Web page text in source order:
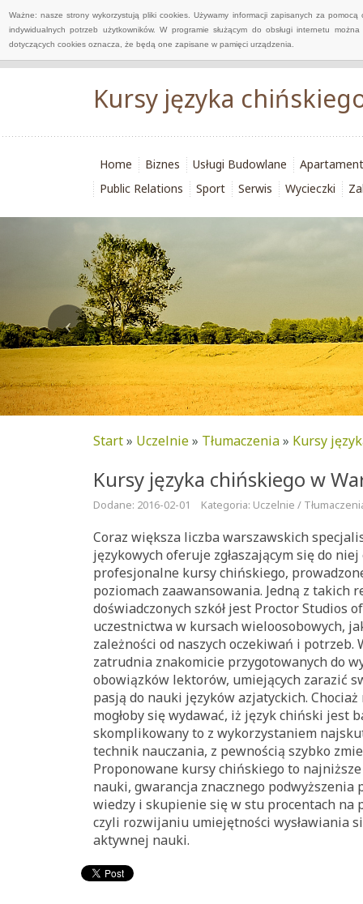
Ważne: nasze strony wykorzystują pliki cookies. Używamy informacji zapisanych za
indywidualnych potrzeb użytkowników. W programie służącym do obsługi internetu
dotyczących cookies oznacza, że będą one zapisane w pamięci urządzenia.
Kursy języka
Home Biznes Usługi Budowlane
Public Relations
Sport Serwis Wycieczki
Start» Uczelnie» Tłumaczenia» Kursy
Kursy języka chińskiego w
Dodane: 2016-02-01 Kategoria: Uczelnie /
Coraz większa liczba warszawskich
językowych oferuje zgłaszającym się do niej
profesjonalne kursy chińskiego,
poziomach zaawansowania. Jedną z takich
doświadczonych szkół jest Proctor Studios
uczestnictwa w kursach wieloosobowych,
zależności od naszych oczekiwań i potrzeb.
zatrudnia znakomicie przygotowanych do
obowiązków lektorów, umiejących zarazić
pasją do nauki języków azjatyckich.
mogłoby się wydawać, iż język chiński jest
skomplikowany to z wykorzystaniem
technik nauczania, z pewnością szybko
Proponowane kursy chińskiego to
nauki, gwarancja znacznego podwyższenia
wiedzy i skupienie się w stu procentach na
czyli rozwijaniu umiejętności wysławiania
aktywnej nauki.